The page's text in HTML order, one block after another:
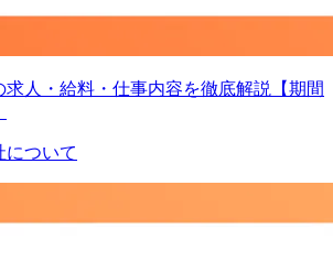
求人・給料・仕事内容を徹底解説【期間
について